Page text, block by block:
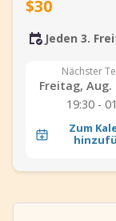
Shop
TuneTempo
Event
$30
Jeden 3.
Nächster
Freitag, Aug.
19:30 -
Zum